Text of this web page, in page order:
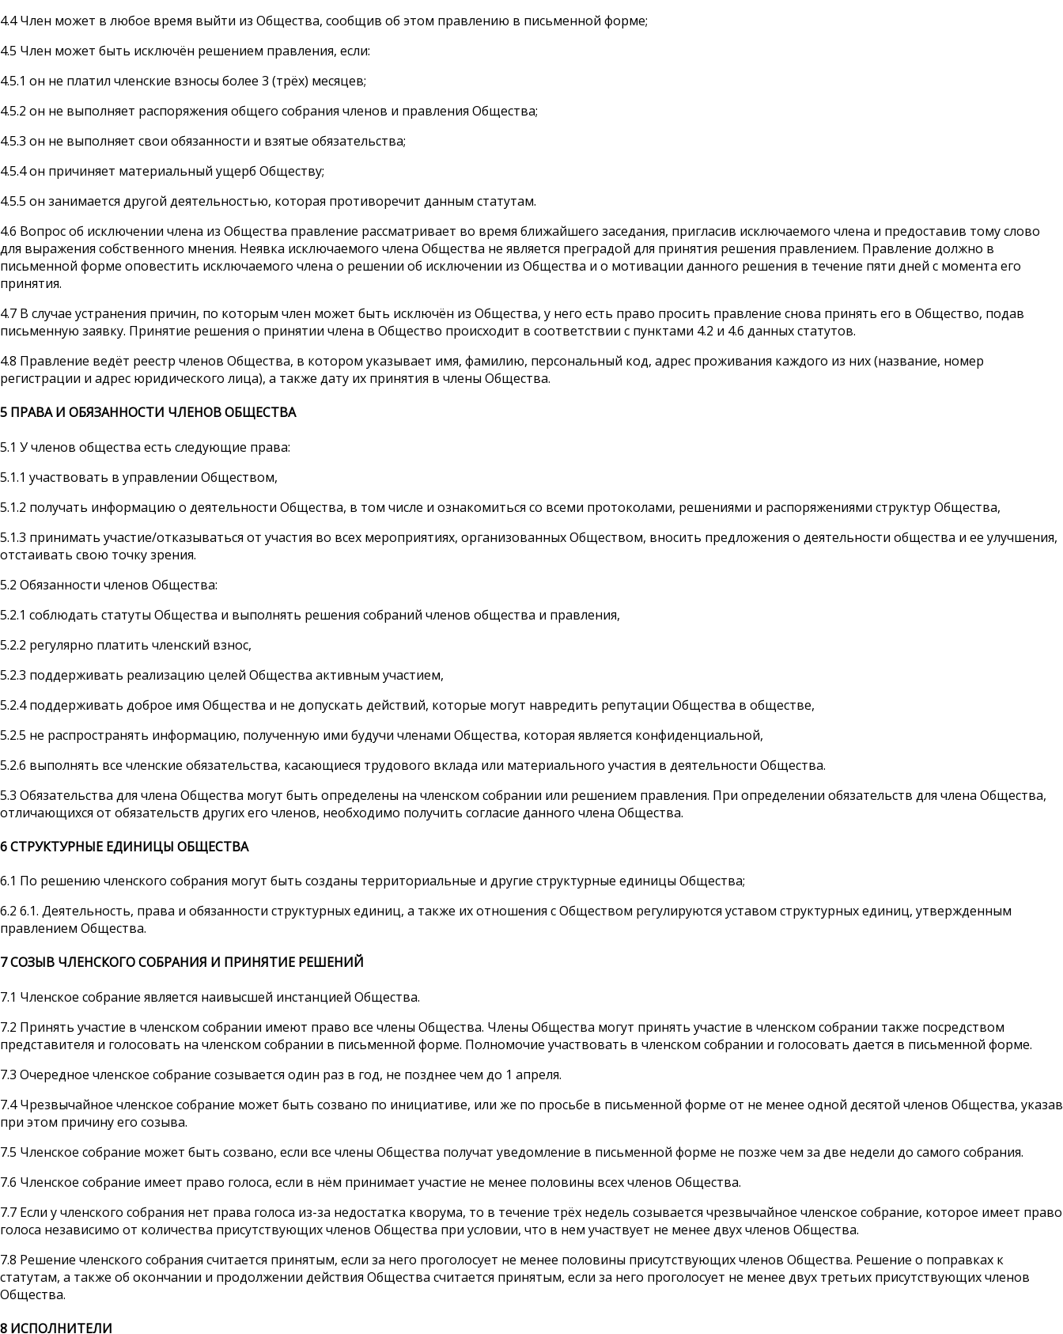
4.4 Член может в любое время выйти из Общества, сообщив об этом правлению в письменной форме;
4.5 Член может быть исключён решением правления, если:
4.5.1 он не платил членские взносы более 3 (трёх) месяцев;
4.5.2 он не выполняет распоряжения общего собрания членов и правления Общества;
4.5.3 он не выполняет свои обязанности и взятые обязательства;
4.5.4 он причиняет материальный ущерб Обществу;
4.5.5 он занимается другой деятельностью, которая противоречит данным статутам.
4.6 Вопрос об исключении члена из Общества правление рассматривает во время ближайшего заседания, пригласив исключаемого члена и предоставив тому слово
для выражения собственного мнения. Неявка исключаемого члена Общества не является преградой для принятия решения правлением. Правление должно в
письменной форме оповестить исключаемого члена о решении об исключении из Общества и о мотивации данного решения в течение пяти дней с момента его
принятия.
4.7 В случае устранения причин, по которым член может быть исключён из Общества, у него есть право просить правление снова принять его в Общество, подав
письменную заявку. Принятие решения о принятии члена в Общество происходит в соответствии с пунктами 4.2 и 4.6 данных статутов.
4.8 Правление ведёт реестр членов Общества, в котором указывает имя, фамилию, персональный код, адрес проживания каждого из них (название, номер
регистрации и адрес юридического лица), а также дату их принятия в члены Общества.
5 ПРАВА И ОБЯЗАННОСТИ ЧЛЕНОВ ОБЩЕСТВА
5.1 У членов общества есть следующие права:
5.1.1 участвовать в управлении Обществом,
5.1.2 получать информацию о деятельности Общества, в том числе и ознакомиться со всеми протоколами, решениями и распоряжениями структур Общества,
5.1.3 принимать участие/отказываться от участия во всех мероприятиях, организованных Обществом, вносить предложения о деятельности общества и ее улучшения,
отстаивать свою точку зрения.
5.2 Обязанности членов Общества:
5.2.1 соблюдать статуты Общества и выполнять решения собраний членов общества и правления,
5.2.2 регулярно платить членский взнос,
5.2.3 поддерживать реализацию целей Общества активным участием,
5.2.4 поддерживать доброе имя Общества и не допускать действий, которые могут навредить репутации Общества в обществе,
5.2.5 не распространять информацию, полученную ими будучи членами Общества, которая является конфиденциальной,
5.2.6 выполнять все членские обязательства, касающиеся трудового вклада или материального участия в деятельности Общества.
5.3 Обязательства для члена Общества могут быть определены на членском собрании или решением правления. При определении обязательств для члена Общества,
отличающихся от обязательств других его членов, необходимо получить согласие данного члена Общества.
6СТРУКТУРНЫЕ ЕДИНИЦЫ ОБЩЕСТВА
6.1 По решению членского собрания могут быть созданы территориальные и другие структурные единицы Общества;
6.2 6.1. Деятельность, права и обязанности структурных единиц, а также их отношения с Обществом регулируются уставом структурных единиц, утвержденным
правлением Общества.
7СОЗЫВ ЧЛЕНСКОГО СОБРАНИЯ И ПРИНЯТИЕ РЕШЕНИЙ
7.1 Членское собрание является наивысшей инстанцией Общества.
7.2 Принять участие в членском собрании имеют право все члены Общества. Члены Общества могут принять участие в членском собрании также посредством
представителя и голосовать на членском собрании в письменной форме. Полномочие участвовать в членском собрании и голосовать дается в письменной форме.
7.3 Очередное членское собрание созывается один раз в год, не позднее чем до 1 апреля.
7.4 Чрезвычайное членское собрание может быть созвано по инициативе, или же по просьбе в письменной форме от не менее одной десятой членов Общества, указав
при этом причину его созыва.
7.5 Членское собрание может быть созвано, если все члены Общества получат уведомление в письменной форме не позже чем за две недели до самого собрания.
7.6 Членское собрание имеет право голоса, если в нём принимает участие не менее половины всех членов Общества.
7.7 Если у членского собрания нет права голоса из-за недостатка кворума, то в течение трёх недель созывается чрезвычайное членское собрание, которое имеет право
голоса независимо от количества присутствующих членов Общества при условии, что в нем участвует не менее двух членов Общества.
7.8 Решение членского собрания считается принятым, если за него проголосует не менее половины присутствующих членов Общества. Решение о поправках к
статутам, а также об окончании и продолжении действия Общества считается принятым, если за него проголосует не менее двух третьих присутствующих членов
Общества.
8 ИСПОЛНИТЕЛИ